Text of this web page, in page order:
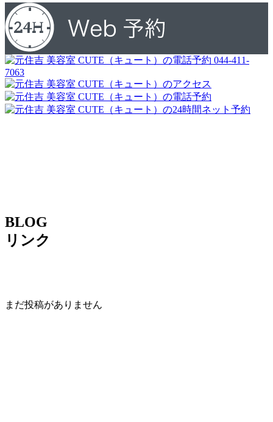
044-411-
7063
BLOG
リンク
まだ投稿がありません